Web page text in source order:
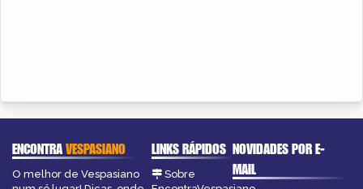
ENCONTRAVESPASIANO
O melhor de Vespasiano
LINKS RÁPIDOS
Sobre
NOVIDADES POR E-
MAIL